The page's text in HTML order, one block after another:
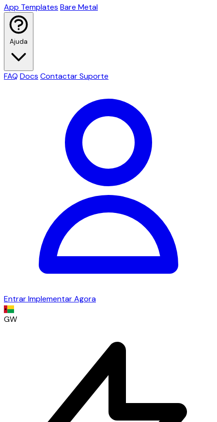
App Templates Bare Metal
Ajuda
FAQ Docs Contactar Suporte
EntrarImplementar Agora
GW